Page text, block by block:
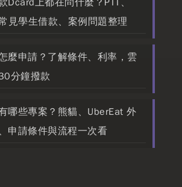
Dcard上都在問什麼？PTT、
見學生借款、案例問題整理
麼申請？了解條件、利率，雲
分鐘撥款
哪些專案？熊貓、UberEat 外
申請條件與流程一次看